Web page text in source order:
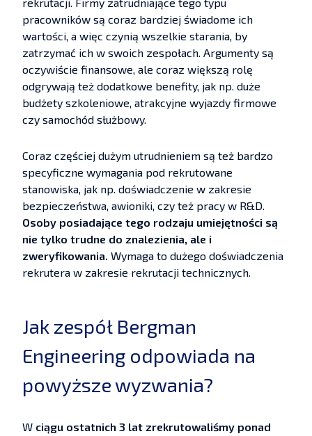
pracowników są coraz bardziej świadome ich
wartości, a więc czynią wszelkie starania, by
zatrzymać ich w swoich zespołach. Argumenty są
oczywiście finansowe, ale coraz większą rolę
odgrywają też dodatkowe benefity, jak np. duże
budżety szkoleniowe, atrakcyjne wyjazdy firmowe
czy samochód służbowy.
Coraz częściej dużym utrudnieniem są też bardzo
specyficzne wymagania pod rekrutowane
stanowiska, jak np. doświadczenie w zakresie
bezpieczeństwa, awioniki, czy też pracy w R&D.
Osoby posiadające tego rodzaju umiejętności są
nie tylko trudne do znalezienia, ale i
zweryfikowania. Wymaga to dużego doświadczenia
rekrutera w zakresie rekrutacji technicznych.
Jak zespół Bergman
Engineering odpowiada na
powyższe wyzwania?
W ciągu ostatnich 3 lat zrekrutowaliśmy ponad